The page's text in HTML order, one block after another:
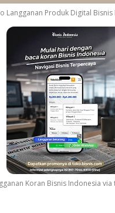
Langganan Produk Digital Bisnis
Koran Bisnis Indonesia